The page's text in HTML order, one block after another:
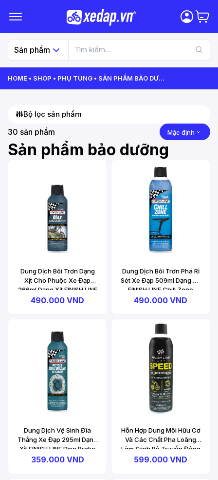
Sản phẩm
HOME SHOP PHỤ TÙNG SẢN PHẨM BẢO DƯ...
Bộ lọc sản phẩm
30 sản phẩm Mặc định
Sản phẩm bảo dưỡng
Dung Dịch Bôi Trơn Dạng
Xịt Cho Phuộc Xe Đạp
266ml Dạng Xịt FINISH LINE
Max Suspension Spray
490.000 VND
Dung Dịch Bôi Trơn Phá Rỉ
Sét Xe Đạp 509ml Dạng Xịt
FINISH LINE Chill Zone
Aerosol
490.000 VND
Dung Dịch Vệ Sinh Đĩa
Thắng Xe Đạp 295ml Dạng
Xịt FINISH LINE Disc Brake
Cleaner Aerosol
359.000 VND
Hỗn Hợp Dung Môi Hữu Cơ
Và Các Chất Pha Loãng
Làm Sạch Bộ Truyền Động
Xe Đạp 558ml Dạng Xịt
599.000 VND